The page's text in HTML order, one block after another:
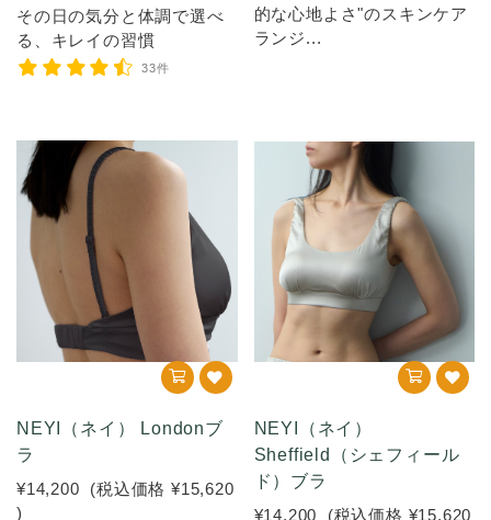
その日の気分と体調で選べ
る、キレイの習慣
33件
的な心地よさ"のスキンケア
ランジ...
NEYI（ネイ） Londonブ
ラ
¥14,200
(税込価格 ¥15,620
)
NEYI（ネイ）
Sheffield（シェフィール
ド）ブラ
¥14,200
(税込価格 ¥15,620